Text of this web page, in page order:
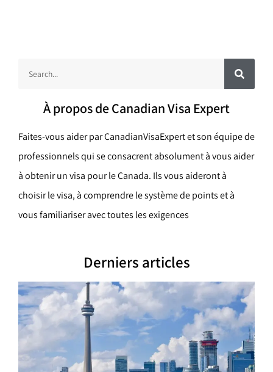
e
c
h
e
r
R
e
c
r
À propos de Canadian Visa Expert
Faites-vous aider par CanadianVisaExpert et son équipe de
professionnels qui se consacrent absolument à vous aider
à obtenir un visa pour le Canada. Ils vous aideront à
choisir le visa, à comprendre le système de points et à
vous familiariser avec toutes les exigences
Derniers articles